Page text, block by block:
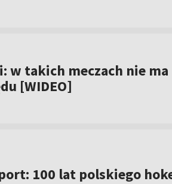
w takich meczach nie ma
[WIDEO]
100 lat polskiego